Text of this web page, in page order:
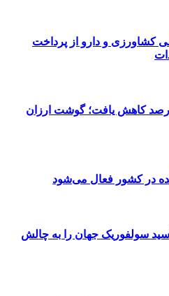
اساسی کشاورزی و دارو از پرداخت
گوسفند زنده ۳۰ درصد کاهش یافت؛ گوشت ارزان
در کشور فعال می‌شود
اسید سولفوریک جهان را به چالش